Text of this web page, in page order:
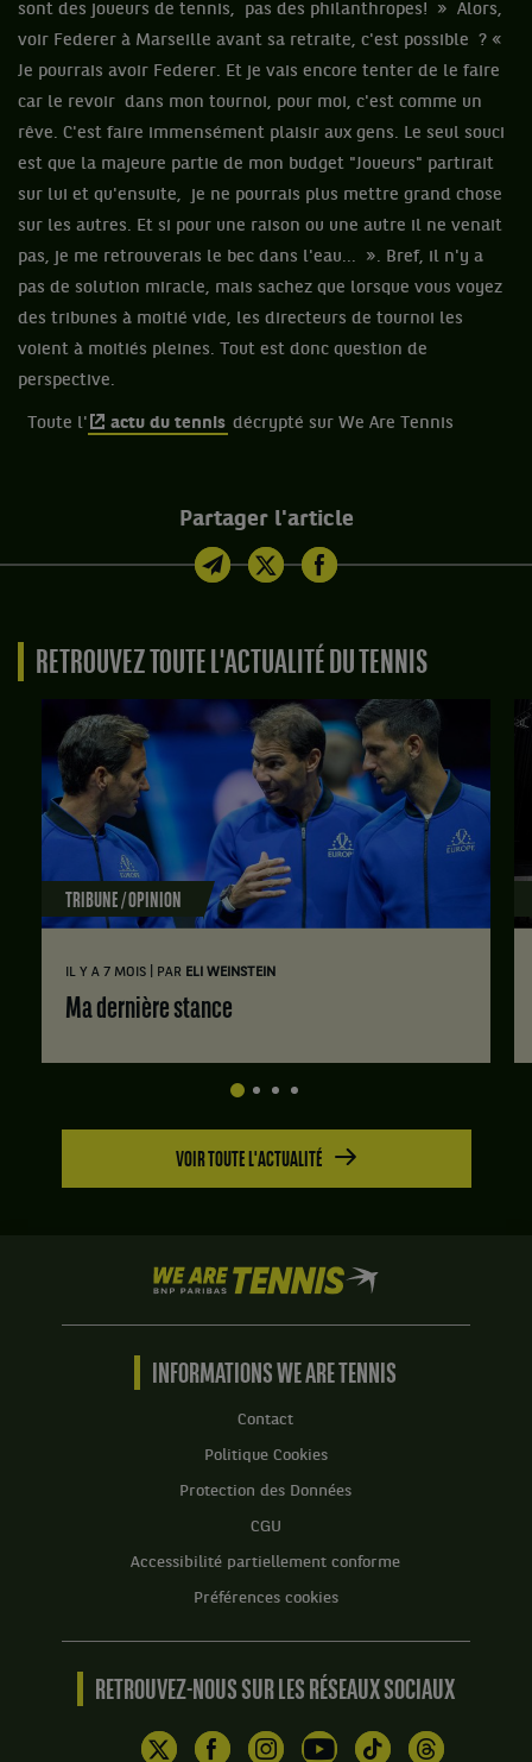
sont des joueurs de tennis, pas des philanthropes! » Alors,
voir Federer à Marseille avant sa retraite, c'est possible ? «
Je pourrais avoir Federer. Et je vais encore tenter de le faire
car le revoir dans mon tournoi, pour moi, c'est comme un
rêve. C'est faire immensément plaisir aux gens. Le seul souci
est que la majeure partie de mon budget "Joueurs" partirait
sur lui et qu'ensuite, je ne pourrais plus mettre grand chose
sur les autres. Et si pour une raison ou une autre il ne venait
pas, je me retrouverais le bec dans l'eau... ». Bref, il n'y a
pas de solution miracle, mais sachez que lorsque vous voyez
des tribunes à moitié vide, les directeurs de tournoi les
voient à moitiés pleines. Tout est donc question de
perspective.
Toute l' actu du tennis décrypté sur We Are Tennis
Partager l'article
RETROUVEZ TOUTE L'ACTUALITÉ DU TENNIS
TRIBUNE / OPINION
IL Y A 7 MOIS PAR ELI WEINSTEIN
Ma dernière stance
VOIR TOUTE L'ACTUALITÉ
We
are
Tennis
BNP
Accueil
INFORMATIONS WE ARE TENNIS
Contact
Politique Cookies
Protection des Données
CGU
Accessibilité partiellement conforme
Préférences cookies
RETROUVEZ-NOUS SUR LES RÉSEAUX SOCIAUX